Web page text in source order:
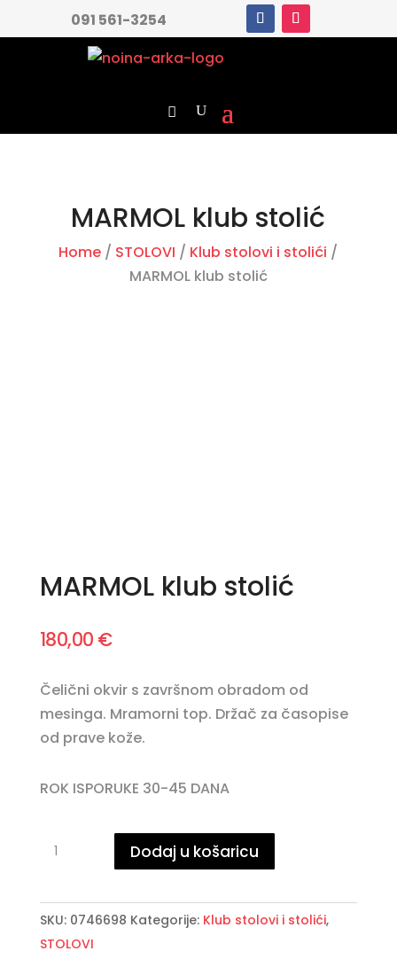
091 561-3254
MARMOL klub stolić
Home / STOLOVI / Klub stolovi i stolići /
MARMOL klub stolić
MARMOL klub stolić
180,00 €
Čelični okvir s završnom obradom od
mesinga. Mramorni top. Držač za časopise
od prave kože.
ROK ISPORUKE 30-45 DANA
klub
količina
Dodaj u košaricu
SKU: 0746698 Kategorije: Klub stolovi i stolići,
STOLOVI